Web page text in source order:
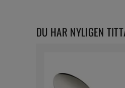
DU HAR NYLIGEN